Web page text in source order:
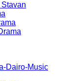
Dairo-Music